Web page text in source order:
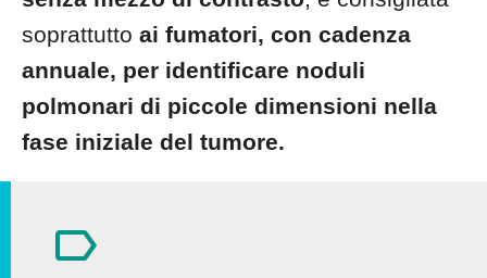
soprattutto ai fumatori, con cadenza
annuale, per identificare noduli
polmonari di piccole dimensioni nella
fase iniziale del tumore.